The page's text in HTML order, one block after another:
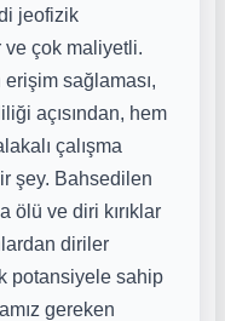
jeofizik
ve çok maliyetli.
sağlaması,
açısından, hem
çalışma
şey. Bahsedilen
ölü ve diri kırıklar
diriler
potansiyele sahip
gereken